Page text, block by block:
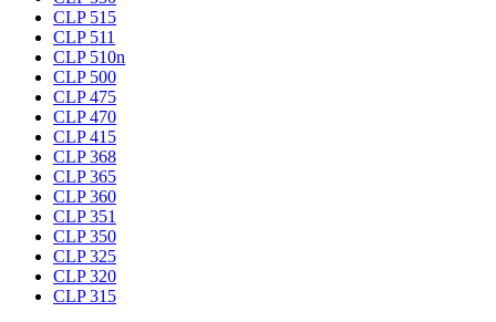
CLP 515
CLP 511
CLP 510n
CLP 500
CLP 475
CLP 470
CLP 415
CLP 368
CLP 365
CLP 360
CLP 351
CLP 350
CLP 325
CLP 320
CLP 315